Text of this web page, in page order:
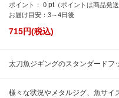
ポイント： 0 pt （ポイントは商品発
お届け目安：3～4日後
715円(税込)
太刀魚ジギングのスタンダードフ
様々な状況やメタルジグ、魚サイ